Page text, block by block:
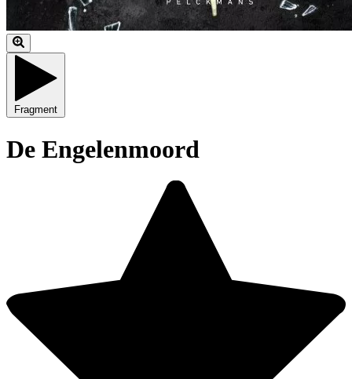
Fragment
De Engelenmoord